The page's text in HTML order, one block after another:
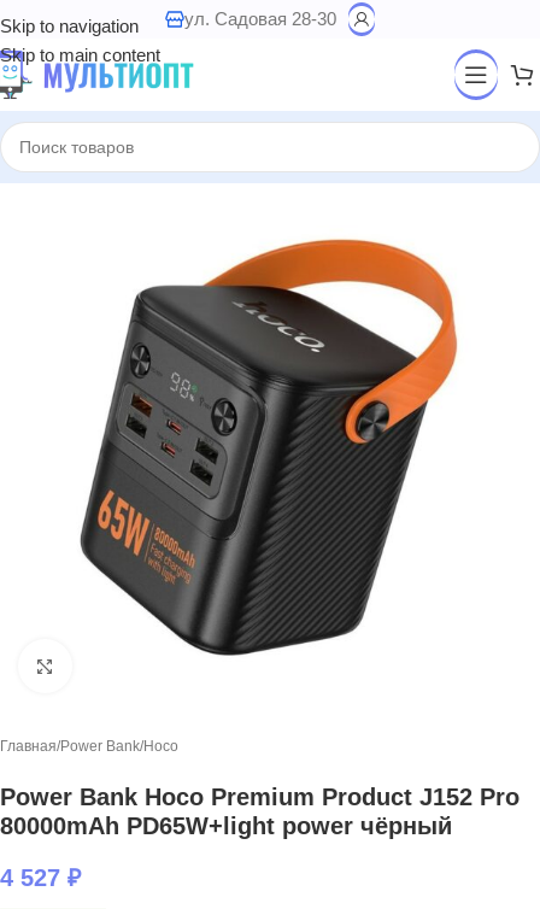
Skip to navigation
Skip to main content
ул. Садовая 28-30
Главная/Power Bank/Hoco
Power Bank Hoco Premium Product J152 Pro
80000mAh PD65W+light power чёрный
4 527 ₽